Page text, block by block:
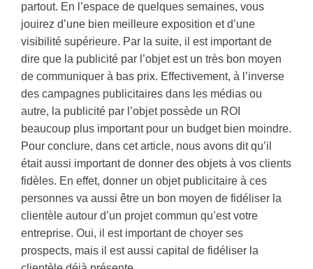
partout. En l’espace de quelques semaines, vous
jouirez d’une bien meilleure exposition et d’une
visibilité supérieure. Par la suite, il est important de
dire que la publicité par l’objet est un très bon moyen
de communiquer à bas prix. Effectivement, à l’inverse
des campagnes publicitaires dans les médias ou
autre, la publicité par l’objet possède un ROI
beaucoup plus important pour un budget bien moindre.
Pour conclure, dans cet article, nous avons dit qu’il
était aussi important de donner des objets à vos clients
fidèles. En effet, donner un objet publicitaire à ces
personnes va aussi être un bon moyen de fidéliser la
clientèle autour d’un projet commun qu’est votre
entreprise. Oui, il est important de choyer ses
prospects, mais il est aussi capital de fidéliser la